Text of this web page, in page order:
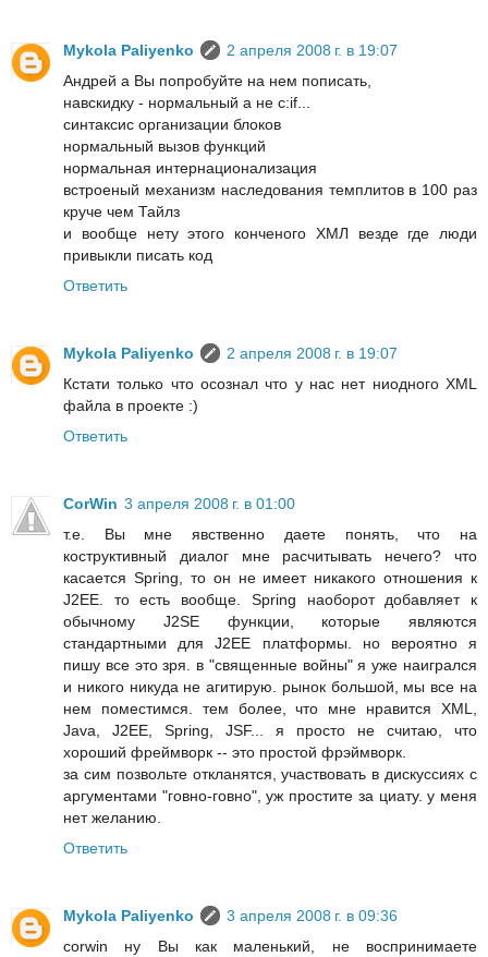
Mykola Paliyenko
2 апреля 2008 г. в 19:07
Андрей а Вы попробуйте на нем пописать,
навскидку - нормальный а не c:if...
синтаксис организации блоков
нормальный вызов функций
нормальная интернационализация
встроеный механизм наследования темплитов в 100 раз
круче чем Тайлз
и вообще нету этого конченого ХМЛ везде где люди
привыкли писать код
Ответить
Mykola Paliyenko
2 апреля 2008 г. в 19:07
Кстати только что осознал что у нас нет ниодного XML
файла в проекте :)
Ответить
CorWin 3 апреля 2008 г. в 01:00
т.е. Вы мне явственно даете понять, что на
коструктивный диалог мне расчитывать нечего? что
касается Spring, то он не имеет никакого отношения к
J2EE. то есть вообще. Spring наоборот добавляет к
обычному J2SE функции, которые являются
стандартными для J2EE платформы. но вероятно я
пишу все это зря. в "священные войны" я уже наигрался
и никого никуда не агитирую. рынок большой, мы все на
нем поместимся. тем более, что мне нравится XML,
Java, J2EE, Spring, JSF... я просто не считаю, что
хороший фреймворк -- это простой фрэймворк.
за сим позвольте откланятся, участвовать в дискуссиях с
аргументами "говно-говно", уж простите за циату. у меня
нет желанию.
Ответить
Mykola Paliyenko
3 апреля 2008 г. в 09:36
corwin ну Вы как маленький, не воспринимаете